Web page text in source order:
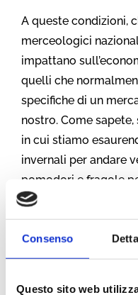
Consenso
Questo sito web
A queste condizioni,
merceologici
impattano
quelli che
specifiche di un
nostro. Come sapete,
in cui stiamo
invernali per andare
pomodori e fragole
meteo nella scorsa
stato dei migliori;
splendeva il sole
alte per il periodo,